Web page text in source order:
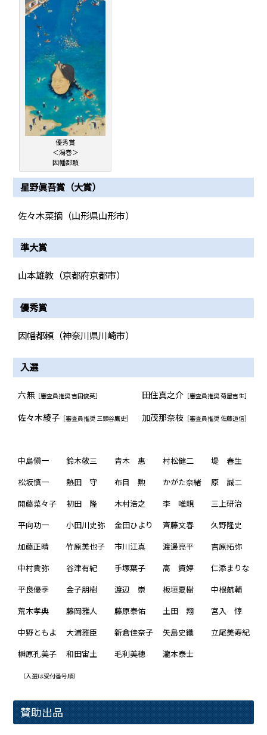
優秀賞
＜渦巻＞
因幡都頼
星野眞吾賞（大賞）
佐々木菜摘（山形県山形市）
準大賞
山本雄教（京都府京都市）
優秀賞
因幡都頼（神奈川県川崎市）
入選
六無 ［審査員推奨 吉田俊英］ 田住真之介 ［審査員推奨 菊屋吉生］
佐々木綾子 ［審査員推奨 三頭谷鷹史］ 加茂那奈枝 ［審査員推奨 佐藤道信］
中島愼一 鈴木敬三 青木 惠 村松健二
堤 春生
松坂慎一
熱田 守 布目 勲 かがた奈緒
原 誠二
開藤菜々子
初田 隆 木村浩之 李 唯親
三上研治
平向功一
小田川史弥 金田ひより 斉藤文春
久野隆史
加藤正晴
竹原美也子 市川江真 渡邊亮平
吉原拓弥
中村貴弥
谷津有紀 手塚葉子 高 資婷
仁添まりな
平良優季
金子朋樹 渡辺 崇 板垣夏樹
中根航輔
荒木孝典
藤岡雅人 藤原泰佑 土田 翔
宮入 惇
中野ともよ
大浦雅臣 新倉佳奈子 矢島史織
立尾美寿紀
榊原孔美子
和田宙土 毛利美穂 瀧本泰士
（入選は受付番号順）
賛助出品